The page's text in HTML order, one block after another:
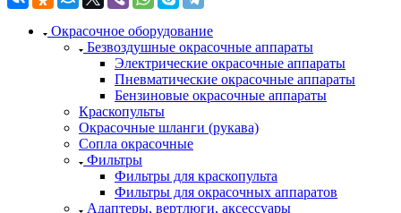
Окрасочное оборудование
Безвоздушные окрасочные аппараты
Электрические окрасочные аппараты
Пневматические окрасочные аппараты
Бензиновые окрасочные аппараты
Краскопульты
Окрасочные шланги (рукава)
Сопла окрасочные
Фильтры
Фильтры для краскопульта
Фильтры для окрасочных аппаратов
Адаптеры, вертлюги, аксессуары